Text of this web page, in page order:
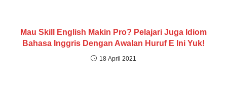
Mau Skill English Makin Pro? Pelajari Juga Idiom
Bahasa Inggris Dengan Awalan Huruf E Ini Yuk!
18 April 2021